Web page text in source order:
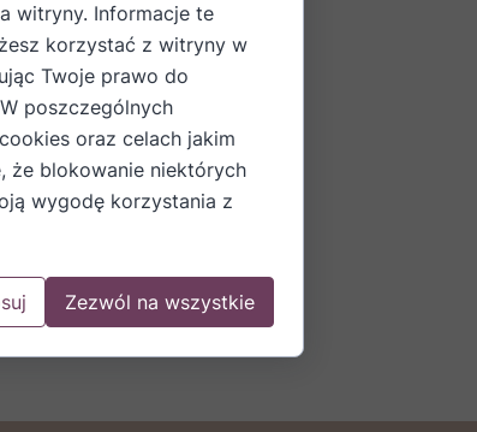
witryny. Informacje te
korzystać z witryny w
Twoje prawo do
poszczególnych
oraz celach jakim
że blokowanie niektórych
wygodę korzystania z
Zezwól na wszystkie